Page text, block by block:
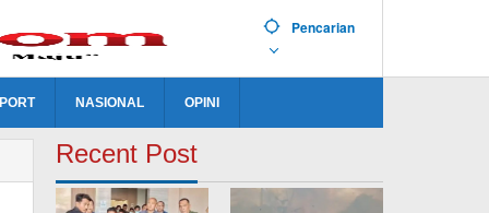
Pencarian
NASIONAL OPINI
Recent Post